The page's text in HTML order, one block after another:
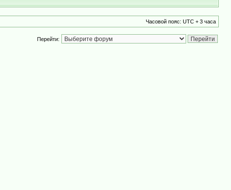
Часовой пояс: UTC + 3 часа
Перейти: